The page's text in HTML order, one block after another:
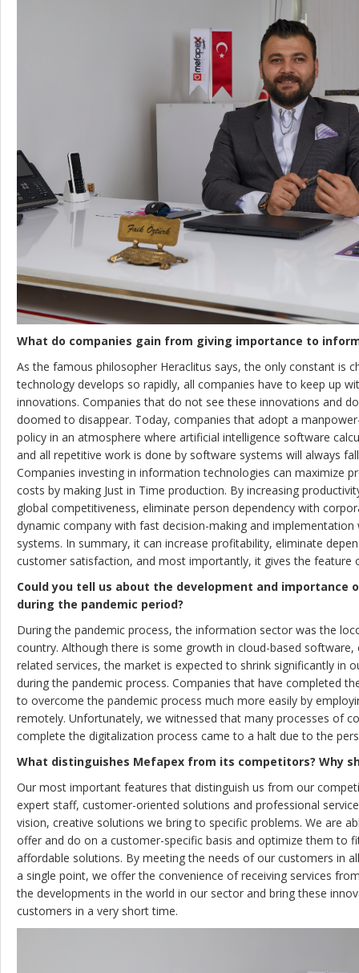
What do companies gain from giving importance to
As the famous philosopher Heraclitus says, the only constant is
technology develops so rapidly, all companies have to keep up
innovations. Companies that do not see these innovations and
doomed to disappear. Today, companies that adopt a
policy in an atmosphere where artificial intelligence software
and all repetitive work is done by software systems will always
Companies investing in information technologies can maximize
costs by making Just in Time production. By increasing
global competitiveness, eliminate person dependency with
dynamic company with fast decision-making and implementation
systems. In summary, it can increase profitability, eliminate
customer satisfaction, and most importantly, it gives the feature
Could you tell us about the development and
during the pandemic period?
During the pandemic process, the information sector was the
country. Although there is some growth in cloud-based
related services, the market is expected to shrink significantly in
during the pandemic process. Companies that have completed
to overcome the pandemic process much more easily by
remotely. Unfortunately, we witnessed that many processes of
complete the digitalization process came to a halt due to the
What distinguishes Mefapex from its competitors? Why
Our most important features that distinguish us from our
expert staff, customer-oriented solutions and professional
vision, creative solutions we bring to specific problems. We are
offer and do on a customer-specific basis and optimize them to
affordable solutions. By meeting the needs of our customers in
a single point, we offer the convenience of receiving services
the developments in the world in our sector and bring these
customers in a very short time.